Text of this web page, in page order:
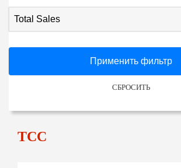
Total Sales
Применить фильтр
СБРОСИТЬ
ТСС